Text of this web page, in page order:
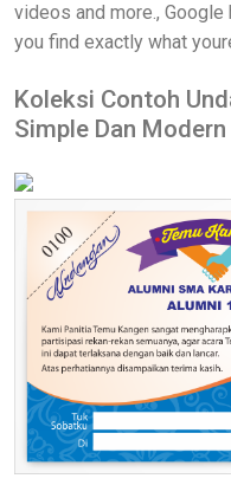
videos and more.,
you find exactly what
Koleksi Contoh
Simple Dan